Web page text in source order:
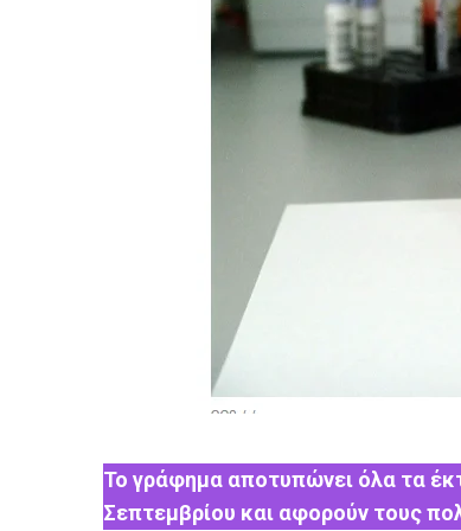
Το γράφημα αποτυπώνει όλα τα
Σεπτεμβρίου και αφορούν τους